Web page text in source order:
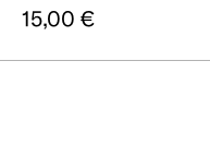
15,00 €